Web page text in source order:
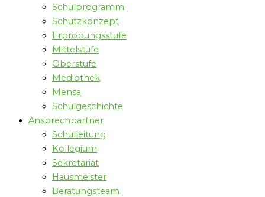
Schulprogramm
Schutzkonzept
Erprobungsstufe
Mittelstufe
Oberstufe
Mediothek
Mensa
Schulgeschichte
Ansprechpartner
Schulleitung
Kollegium
Sekretariat
Hausmeister
Beratungsteam